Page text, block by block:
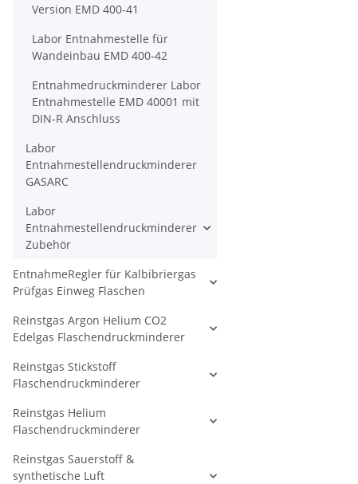
Version EMD 400-41
Labor Entnahmestelle für
Wandeinbau EMD 400-42
Entnahmedruckminderer Labor
Entnahmestelle EMD 40001 mit
DIN-R Anschluss
Labor
Entnahmestellendruckminderer
GASARC
Labor
Entnahmestellendruckminderer
Zubehör
EntnahmeRegler für Kalbibriergas
Prüfgas Einweg Flaschen
Reinstgas Argon Helium CO2
Edelgas Flaschendruckminderer
Reinstgas Stickstoff
Flaschendruckminderer
Reinstgas Helium
Flaschendruckminderer
Reinstgas Sauerstoff &
synthetische Luft